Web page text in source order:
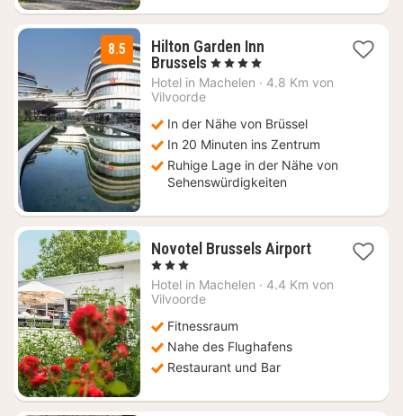
8.5
Hilton Garden Inn
Brussels2
Nächte
€
, 4 Sterne
Hotel in Machelen · 4.8 Km von
Vilvoorde
In der Nähe von Brüssel
In 20 Minuten ins Zentrum
Ruhige Lage in der Nähe von
Sehenswürdigkeiten
Novotel Brussels Airport1
ab
, 3 Sterne
Hotel in Machelen · 4.4 Km von
Vilvoorde
Fitnessraum
Nahe des Flughafens
Restaurant und Bar